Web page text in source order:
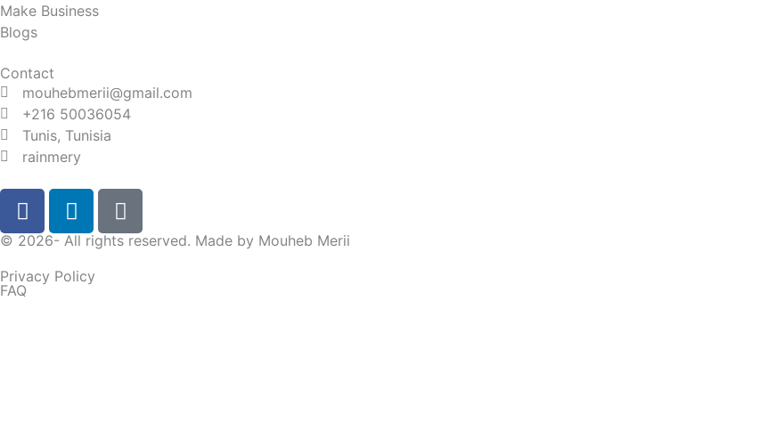
Make Business
Blogs
Contact
mouhebmerii@gmail.com
+216 50036054
Tunis, Tunisia
rainmery
F
a
c
b
L
i
n
k
e
D
i
s
© 2026- All rights reserved. Made by Mouheb Merii
Privacy Policy
FAQ